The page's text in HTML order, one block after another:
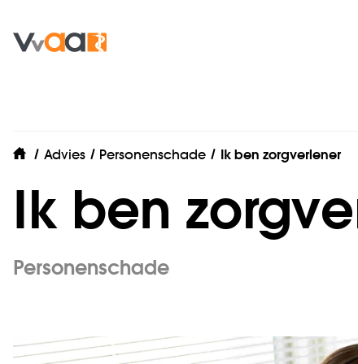
home
Advies Personenschade Ik ben zorgverlener
Ik ben
Personenschade